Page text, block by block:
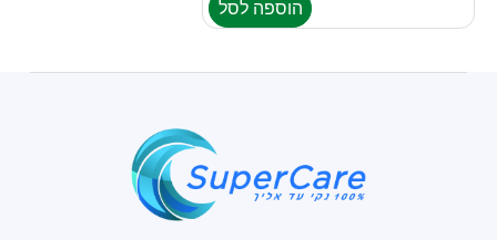
הוספה לסל